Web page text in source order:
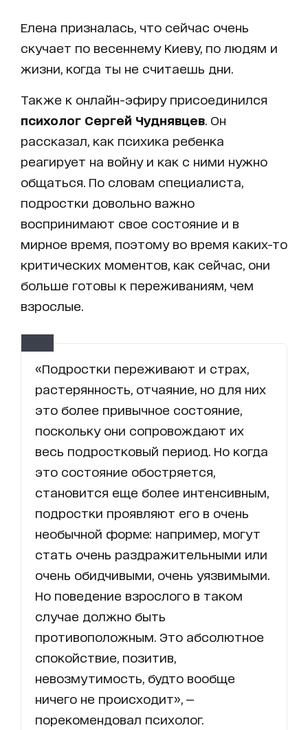
Елена призналась, что сейчас очень
скучает по весеннему Киеву, по людям и
жизни, когда ты не считаешь дни.
Также к онлайн-эфиру присоединился
психолог Сергей Чуднявцев . Он
рассказал, как психика ребенка
реагирует на войну и как с ними нужно
общаться. По словам специалиста,
подростки довольно важно
воспринимают свое состояние и в
мирное время, поэтому во время каких-то
критических моментов, как сейчас, они
больше готовы к переживаниям, чем
взрослые.
«Подростки переживают и страх,
растерянность, отчаяние, но для них
это более привычное состояние,
поскольку они сопровождают их
весь подростковый период. Но когда
это состояние обостряется,
становится еще более интенсивным,
подростки проявляют его в очень
необычной форме: например, могут
стать очень раздражительными или
очень обидчивыми, очень уязвимыми.
Но поведение взрослого в таком
случае должно быть
противоположным. Это абсолютное
спокойствие, позитив,
невозмутимость, будто вообще
ничего не происходит», —
порекомендовал психолог.